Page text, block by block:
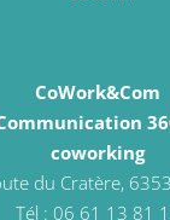
CoWork&Com
coworking
du Cratère,
Tél : 06 61 13 81